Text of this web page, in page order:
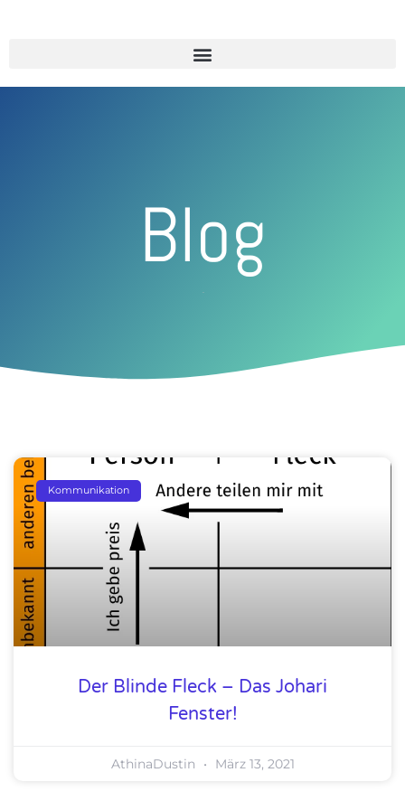
Blog
Kommunikation
Der Blinde Fleck – Das Johari
Fenster!
AthinaDustin März 13, 2021